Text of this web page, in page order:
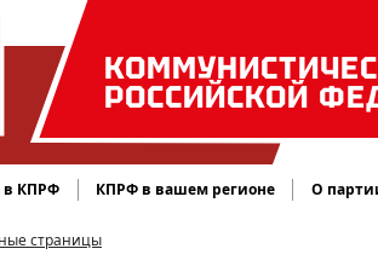
РОССИЙСКОЙ
в КПРФ КПРФ в вашем регионе О
страницы